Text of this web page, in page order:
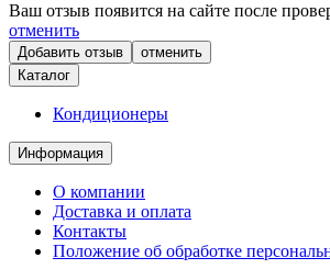
Ваш отзыв появится на сайте после
отменить
отменить
Каталог
Кондиционеры
Информация
О компании
Доставка и оплата
Контакты
Положение об обработке